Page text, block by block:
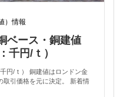
）情報
ベース・銅建値
円/ｔ）
円/ｔ） 銅建値はロンドン金
取引価格を元に決定。 新着情